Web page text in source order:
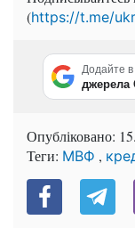
(https://t.me/
Додайте в
джерела
Опубліковано:
Теги: МВФ ,